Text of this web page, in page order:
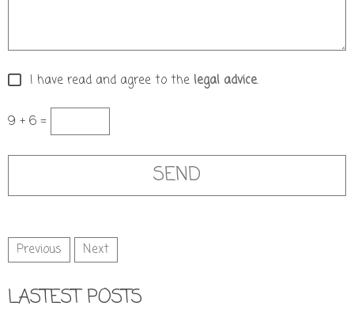
I have read and agree to the legal advice.
9 + 6 =
Previous Next
LASTEST POSTS